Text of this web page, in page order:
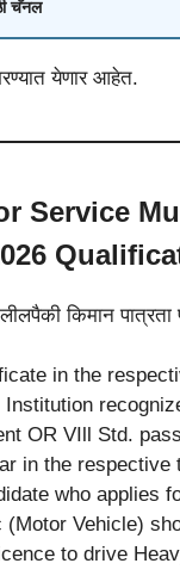
चॅनल
येणार आहेत.
Service
किमान पात्रता
in the
Institution
OR VIll Std.
in the respective
who applies
(Motor Vehicle)
to drive